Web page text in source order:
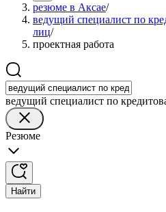
резюме в Аксае/
ведущий специалист по
лиц/
проектная работа
ведущий специалист по
Резюме
Найти